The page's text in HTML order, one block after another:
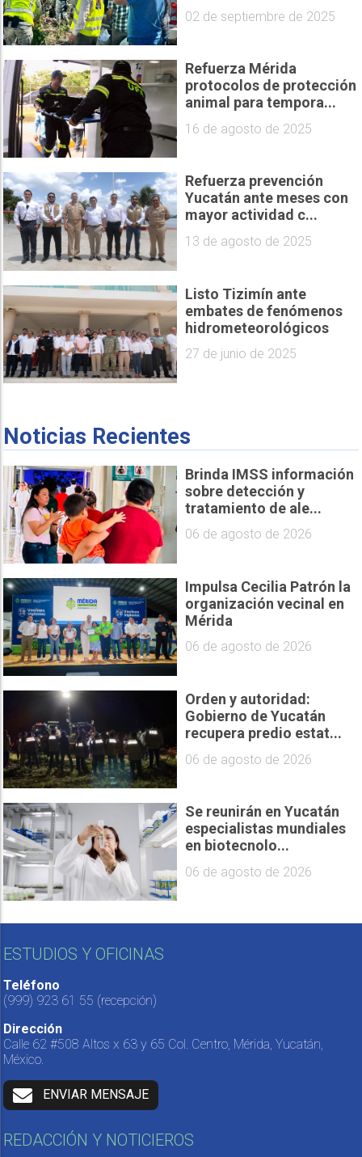
02 de septiembre de 2025
Refuerza Mérida
protocolos de protección
animal para tempora...
16 de agosto de 2025
Refuerza prevención
Yucatán ante meses con
mayor actividad c...
13 de agosto de 2025
Listo Tizimín ante
embates de fenómenos
hidrometeorológicos
27 de junio de 2025
Noticias Recientes
Brinda IMSS información
sobre detección y
tratamiento de ale...
06 de agosto de 2026
Impulsa Cecilia Patrón la
organización vecinal en
Mérida
06 de agosto de 2026
Orden y autoridad:
Gobierno de Yucatán
recupera predio estat...
06 de agosto de 2026
Se reunirán en Yucatán
especialistas mundiales
en biotecnolo...
06 de agosto de 2026
ESTUDIOS Y OFICINAS
Teléfono
(999) 923 61 55 (recepción)
Dirección
Calle 62 #508 Altos x 63 y 65 Col. Centro, Mérida, Yucatán,
México.
ENVIAR MENSAJE
REDACCIÓN Y NOTICIEROS